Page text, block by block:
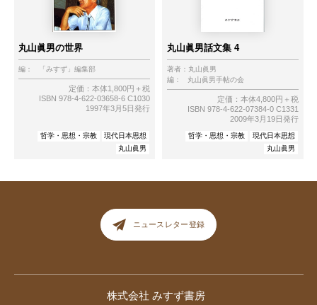
丸山眞男の世界
編： 「みすず」編集部
定価：本体1,800円＋税
ISBN 978-4-622-03658-6 C1030
1997年3月5日発行
哲学・思想・宗教
現代日本思想
丸山眞男
丸山眞男話文集 4
著者： 丸山眞男
編：
丸山眞男手帖の会
定価：本体4,800円＋税
ISBN 978-4-622-07384-0 C1331
2009年3月19日発行
哲学・思想・宗教
現代日本思想
丸山眞男
ニュースレター登録
株式会社 みすず書房